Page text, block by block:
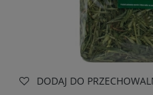
DODAJ DO